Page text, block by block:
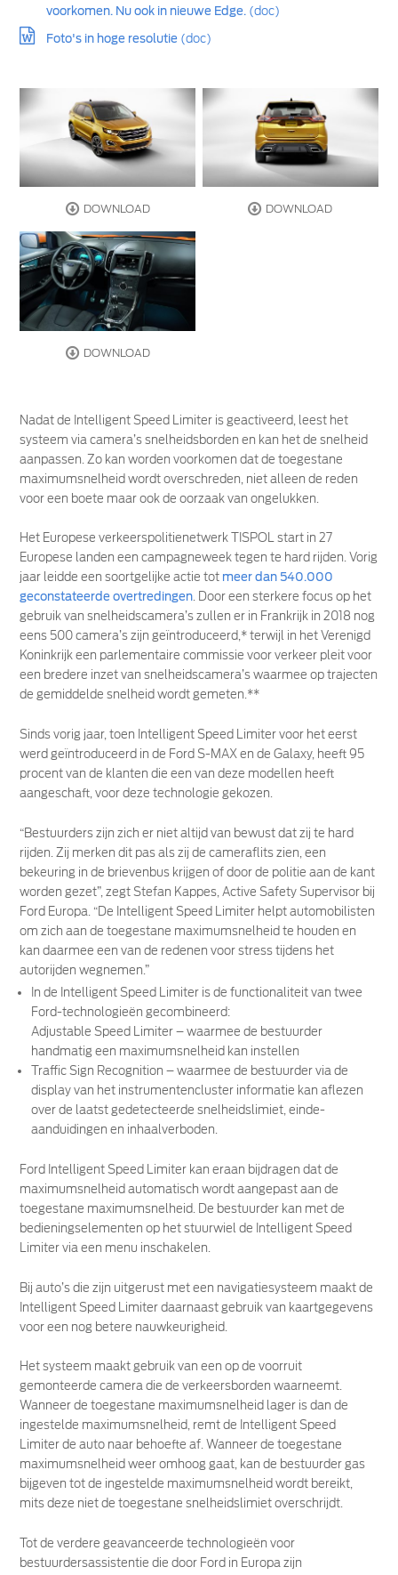
voorkomen. Nu ook in nieuwe Edge. (doc)
Foto's in hoge resolutie (doc)
DOWNLOAD DOWNLOAD
DOWNLOAD
Nadat de Intelligent Speed Limiter is geactiveerd, leest het
systeem via camera’s snelheidsborden en kan het de snelheid
aanpassen. Zo kan worden voorkomen dat de toegestane
maximumsnelheid wordt overschreden, niet alleen de reden
voor een boete maar ook de oorzaak van ongelukken.
Het Europese verkeerspolitienetwerk TISPOL start in 27
Europese landen een campagneweek tegen te hard rijden. Vorig
jaar leidde een soortgelijke actie tot meer dan 540.000
geconstateerde overtredingen. Door een sterkere focus op het
gebruik van snelheidscamera’s zullen er in Frankrijk in 2018 nog
eens 500 camera’s zijn geïntroduceerd,* terwijl in het Verenigd
Koninkrijk een parlementaire commissie voor verkeer pleit voor
een bredere inzet van snelheidscamera’s waarmee op trajecten
de gemiddelde snelheid wordt gemeten.**
Sinds vorig jaar, toen Intelligent Speed Limiter voor het eerst
werd geïntroduceerd in de Ford S-MAX en de Galaxy, heeft 95
procent van de klanten die een van deze modellen heeft
aangeschaft, voor deze technologie gekozen.
“Bestuurders zijn zich er niet altijd van bewust dat zij te hard
rijden. Zij merken dit pas als zij de cameraflits zien, een
bekeuring in de brievenbus krijgen of door de politie aan de kant
worden gezet”, zegt Stefan Kappes, Active Safety Supervisor bij
Ford Europa. “De Intelligent Speed Limiter helpt automobilisten
om zich aan de toegestane maximumsnelheid te houden en
kan daarmee een van de redenen voor stress tijdens het
autorijden wegnemen.”
In de Intelligent Speed Limiter is de functionaliteit van twee
Ford-technologieën gecombineerd:
Adjustable Speed Limiter – waarmee de bestuurder
handmatig een maximumsnelheid kan instellen
Traffic Sign Recognition – waarmee de bestuurder via de
display van het instrumentencluster informatie kan aflezen
over de laatst gedetecteerde snelheidslimiet, einde-
aanduidingen en inhaalverboden.
Ford Intelligent Speed Limiter kan eraan bijdragen dat de
maximumsnelheid automatisch wordt aangepast aan de
toegestane maximumsnelheid. De bestuurder kan met de
bedieningselementen op het stuurwiel de Intelligent Speed
Limiter via een menu inschakelen.
Bij auto’s die zijn uitgerust met een navigatiesysteem maakt de
Intelligent Speed Limiter daarnaast gebruik van kaartgegevens
voor een nog betere nauwkeurigheid.
Het systeem maakt gebruik van een op de voorruit
gemonteerde camera die de verkeersborden waarneemt.
Wanneer de toegestane maximumsnelheid lager is dan de
ingestelde maximumsnelheid, remt de Intelligent Speed
Limiter de auto naar behoefte af. Wanneer de toegestane
maximumsnelheid weer omhoog gaat, kan de bestuurder gas
bijgeven tot de ingestelde maximumsnelheid wordt bereikt,
mits deze niet de toegestane snelheidslimiet overschrijdt.
Tot de verdere geavanceerde technologieën voor
bestuurdersassistentie die door Ford in Europa zijn